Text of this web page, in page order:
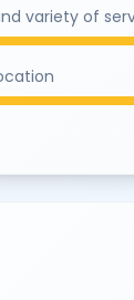
variety of